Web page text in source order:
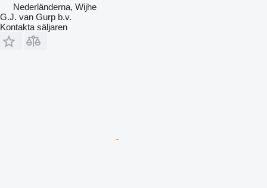
Nederländerna, Wijhe
G.J. van Gurp b.v.
Kontakta säljaren